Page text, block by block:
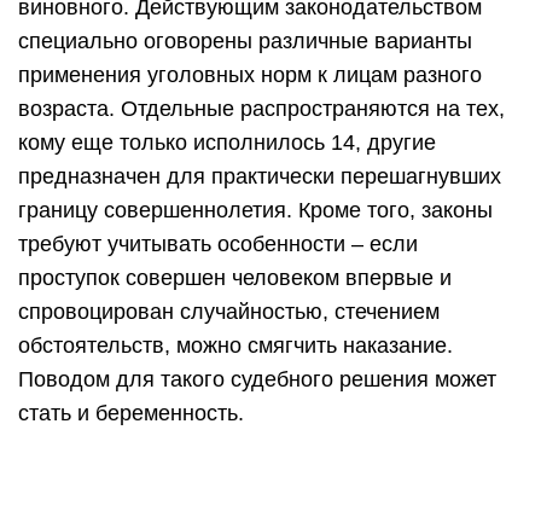
виновного. Действующим законодательством
специально оговорены различные варианты
применения уголовных норм к лицам разного
возраста. Отдельные распространяются на тех,
кому еще только исполнилось 14, другие
предназначен для практически перешагнувших
границу совершеннолетия. Кроме того, законы
требуют учитывать особенности – если
проступок совершен человеком впервые и
спровоцирован случайностью, стечением
обстоятельств, можно смягчить наказание.
Поводом для такого судебного решения может
стать и беременность.